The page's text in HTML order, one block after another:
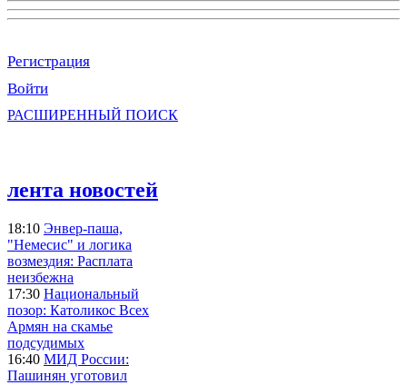
Регистрация
Войти
РАСШИРЕННЫЙ ПОИСК
лента новостей
18:10 Энвер-паша,
"Немесис" и логика
возмездия: Расплата
неизбежна
17:30 Национальный
позор: Католикос Всех
Армян на скамье
подсудимых
16:40 МИД России:
Пашинян уготовил